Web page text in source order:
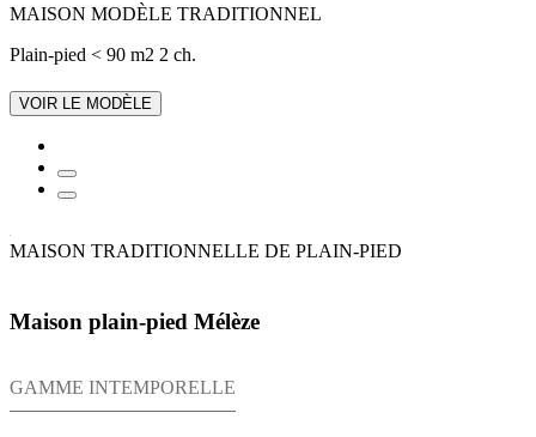
MAISON MODÈLE TRADITIONNEL
Plain-pied < 90 m2 2 ch.
VOIR LE MODÈLE
MAISON TRADITIONNELLE DE PLAIN-PIED
Maison plain-pied Mélèze
GAMME INTEMPORELLE